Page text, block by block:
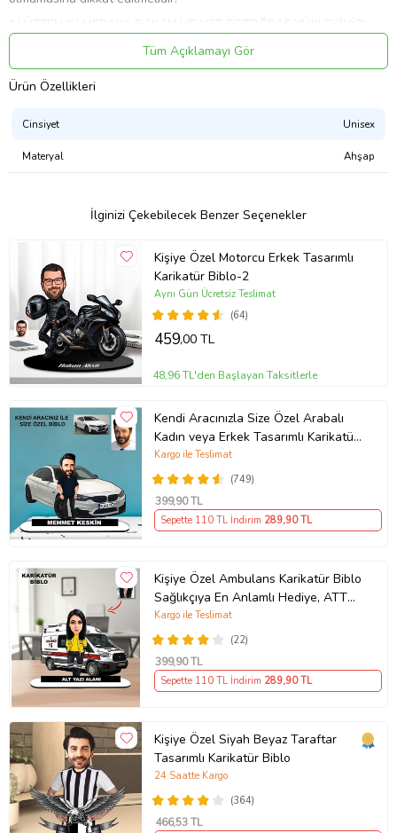
belirgin olursa basılacak anahtarlığın görüntü kalitesi artmaktadır.
* Ebat; Biblo ebadı karikatür ve kullanılan temaya göre küçük
farklılıklar gösterecektir.
yakılmamalı, asit benzeri sıvı temasında bulunulmamalıdır.
* Kişiye özel ürünler 1 - 5 iş günü içerisinde ücretsiz kargoya verilir.
One Art Tasarım
Tüm Açıklamayı Gör
Ürün Özellikleri
Cinsiyet Unisex
Materyal Ahşap
İlginizi Çekebilecek Benzer Seçenekler
Kişiye Özel Motorcu Erkek Tasarımlı
Karikatür Biblo-2
(64)
Aynı Gün Ücretsiz Teslimat
459,00 TL
48,96 TL'den Başlayan Taksitlerle
Kendi Aracınızla Size Özel Arabalı
Kadın veya Erkek Tasarımlı Karikatür
Biblo , Babalar Günü Hediyesi,
Erkeğe Hediye, Rent A Car Hediyesi
(749)
Kargo ile Teslimat
399,90 TL
Sepette 110 TL İndirim 289,90 TL
Kişiye Özel Ambulans Karikatür Biblo
Sağlıkçıya En Anlamlı Hediye, ATT
teknisyeni hediyesi
(22)
Kargo ile Teslimat
399,90 TL
Sepette 110 TL İndirim 289,90 TL
Kişiye Özel Siyah Beyaz Taraftar
Tasarımlı Karikatür Biblo
(364)
24 Saatte Kargo
466,53 TL